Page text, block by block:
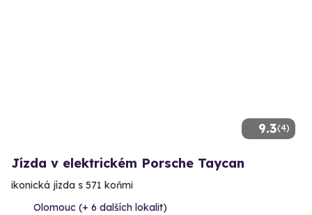
9.3(4)
Jízda v elektrickém Porsche Taycan
ikonická jízda s 571 koňmi
Olomouc (+ 6 dalších lokalit)